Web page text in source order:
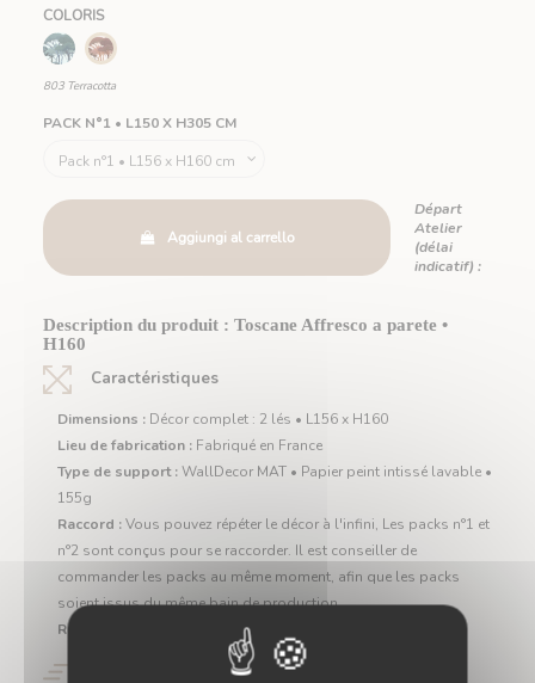
COLORIS
630 Vert803 Terracotta
803 Terracotta
PACK N°1 • L150 X H305 CM
Aggiungi al carrello
Départ
Atelier
(délai
indicatif) :
Description du produit : Toscane Affresco a parete •
H160
Caractéristiques
Dimensions : Décor complet : 2 lés • L156 x H160
Lieu de fabrication : Fabriqué en France
Type de support :WallDecor MAT • Papier peint intissé lavable •
155g
Raccord :Vous pouvez répéter le décor à l'infini, Les packs n°1 et
n°2 sont conçus pour se raccorder. Il est conseiller de
commander les packs au même moment, afin que les packs
soient issus du même bain de production
Retour :
Délai de rétractation 14 jours - Packaging d'origine